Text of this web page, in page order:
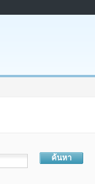
ค้นหา